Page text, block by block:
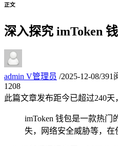
正文
深入探究 imToken
admin V管理员 /2025-12-08/391
1208
此篇文章发布距今已超过240天
imToken 钱包是一款热
失，网络安全威胁等，